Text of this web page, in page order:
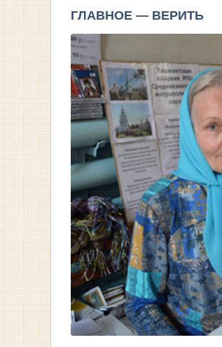
ГЛАВНОЕ — ВЕРИТЬ